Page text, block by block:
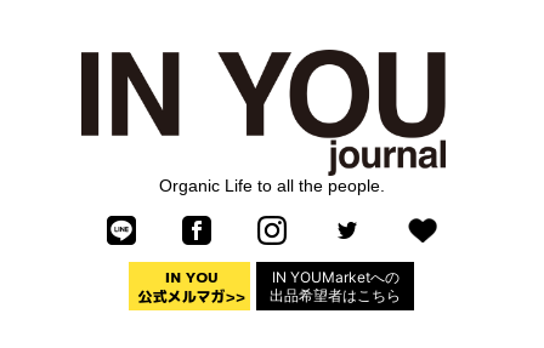
Organic Life to all the people.
IN YOUMarketへの
出品希望者はこちら